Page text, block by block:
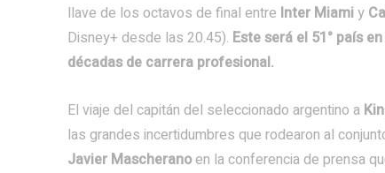
llave de los octavos de final entre Inter Miamiy
Disney+ desde las 20.45). Este será el 51° país
décadas de carrera profesional.
El viaje del capitán del seleccionado argentino a
las grandes incertidumbres que rodearon al
Javier Mascheranoen la conferencia de prensa